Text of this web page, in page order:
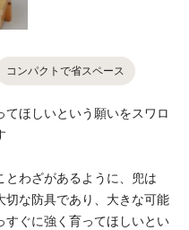
コンパクトで省スペース
ほしいという願いをスワロ
とわざがあるように、兜は
切な防具であり、大きな可能
すぐに強く育ってほしいとい